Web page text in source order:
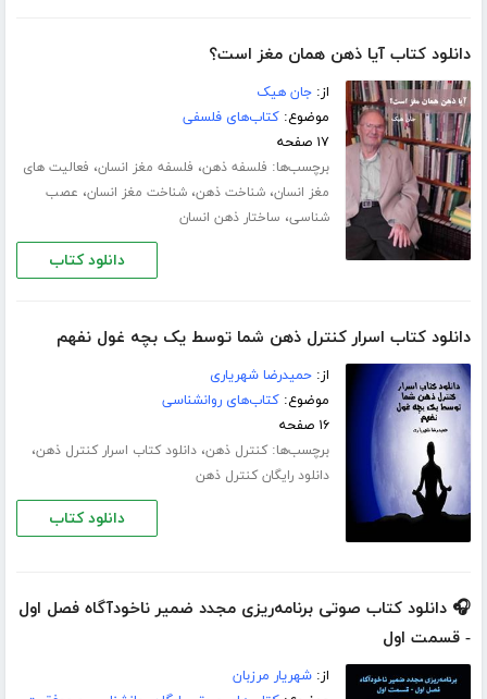
دانلود کتاب آیا ذهن همان مغز است؟
از:جان هیک
موضوع:کتاب‌های فلسفی
۱۷ صفحه
برچسب‌ها: فلسفه ذهن، فلسفه مغز انسان، فعالیت های
مغز انسان،شناخت ذهن،شناخت مغز انسان، عصب
شناسی، ساختار ذهن انسان
دانلود کتاب
دانلود کتاب اسرار کنترل ذهن شما توسط یک بچه غول نفهم
از:حمیدرضا شهریاری
موضوع:کتاب‌های روانشناسی
۱۶ صفحه
برچسب‌ها:کنترل ذهن،دانلود کتاب اسرار کنترل ذهن،
دانلود رایگان کنترل ذهن
دانلود کتاب
🎧 دانلود کتاب صوتی برنامه‌ریزی مجدد ضمیر ناخودآگاه فصل اول
- قسمت اول
از:شهریار مرزبان